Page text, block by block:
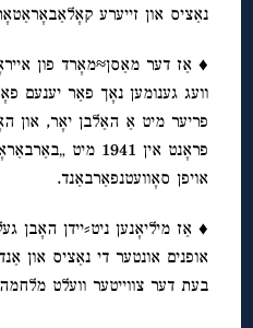
נאַציס און זייערע
♦ אַז דער מאַסן≈מאָרד פון
וועג גענומען נאָך פאַר יענעם
פריער מיט אַ האַלבן יאָר, און
פראָנט אין 1941
אויפן סאָוועטנפאַרבאַנד.
♦ אַז מיליאָנען ניט⸗יידן האָבן
אופנים אונטער די נאַציס און
בעת דער צווייטער וועלט